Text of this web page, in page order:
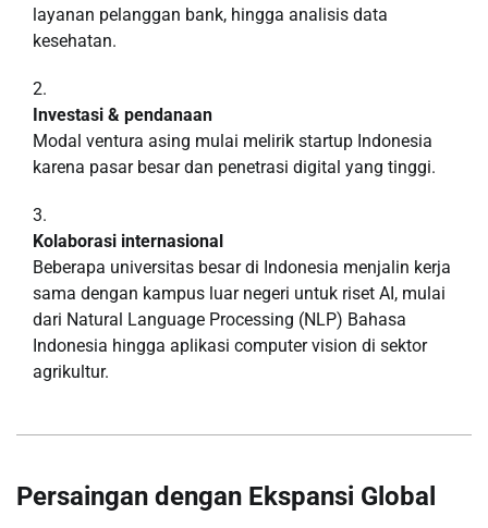
layanan pelanggan bank, hingga analisis data
kesehatan.
Investasi & pendanaan
Modal ventura asing mulai melirik startup Indonesia
karena pasar besar dan penetrasi digital yang tinggi.
Kolaborasi internasional
Beberapa universitas besar di Indonesia menjalin kerja
sama dengan kampus luar negeri untuk riset AI, mulai
dari Natural Language Processing (NLP) Bahasa
Indonesia hingga aplikasi computer vision di sektor
agrikultur.
Persaingan dengan Ekspansi Global